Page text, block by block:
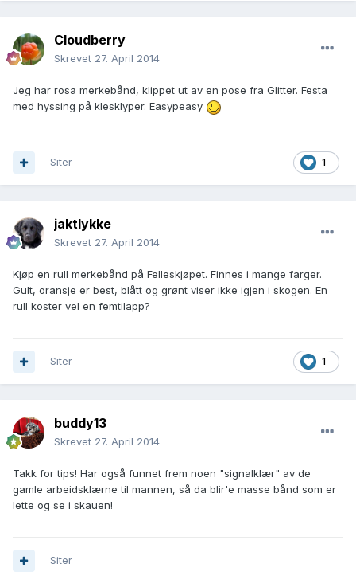
Cloudberry
Skrevet 27. April 2014
Jeg har rosa merkebånd, klippet ut av en pose fra Glitter. Festa
med hyssing på klesklyper. Easypeasy
1
Siter
jaktlykke
Skrevet 27. April 2014
Kjøp en rull merkebånd på Felleskjøpet. Finnes i mange farger.
Gult, oransje er best, blått og grønt viser ikke igjen i skogen. En
rull koster vel en femtilapp?
1
Siter
buddy13
Skrevet 27. April 2014
Takk for tips! Har også funnet frem noen "signalklær" av de
gamle arbeidsklærne til mannen, så da blir'e masse bånd som er
lette og se i skauen!
Siter